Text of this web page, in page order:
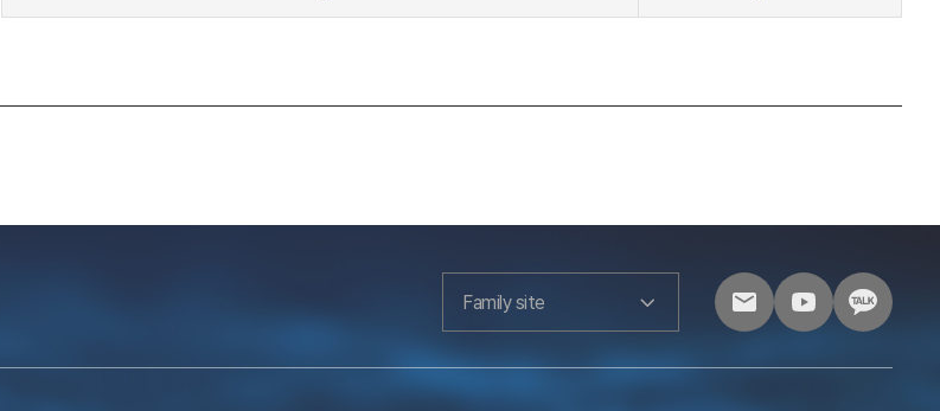
Family site